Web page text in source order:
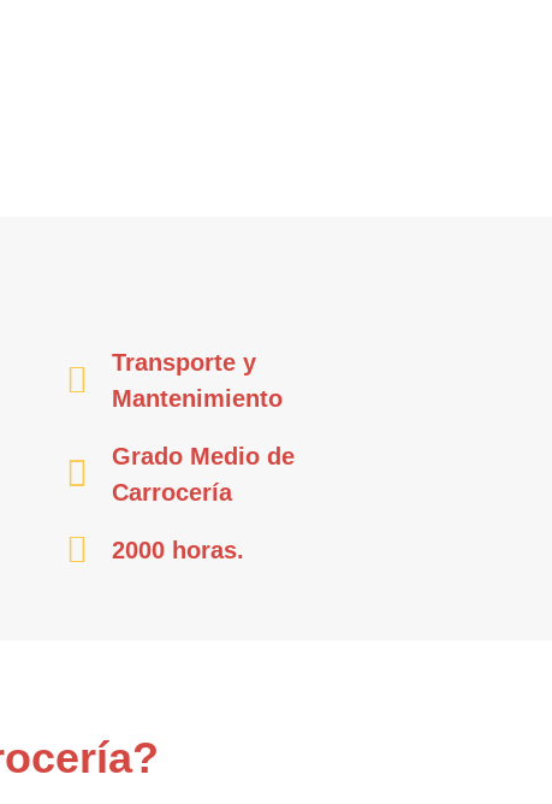
Transporte y
Mantenimiento
Grado Medio de
Carrocería
2000 horas.